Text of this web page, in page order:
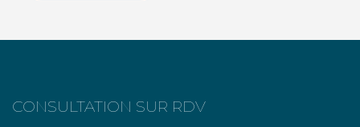
CONSULTATION SUR RDV